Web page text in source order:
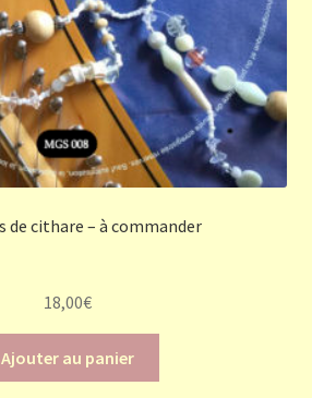
de cithare – à commander
18,00€
Ajouter au panier